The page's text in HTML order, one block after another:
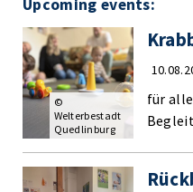
Upcoming events:
für
©
Welterbestadt
Quedlinburg